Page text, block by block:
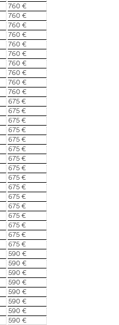
760 €
760 €
760 €
760 €
760 €
760 €
760 €
760 €
760 €
760 €
675 €
675 €
675 €
675 €
675 €
675 €
675 €
675 €
675 €
675 €
675 €
675 €
675 €
675 €
675 €
675 €
590 €
590 €
590 €
590 €
590 €
590 €
590 €
590 €